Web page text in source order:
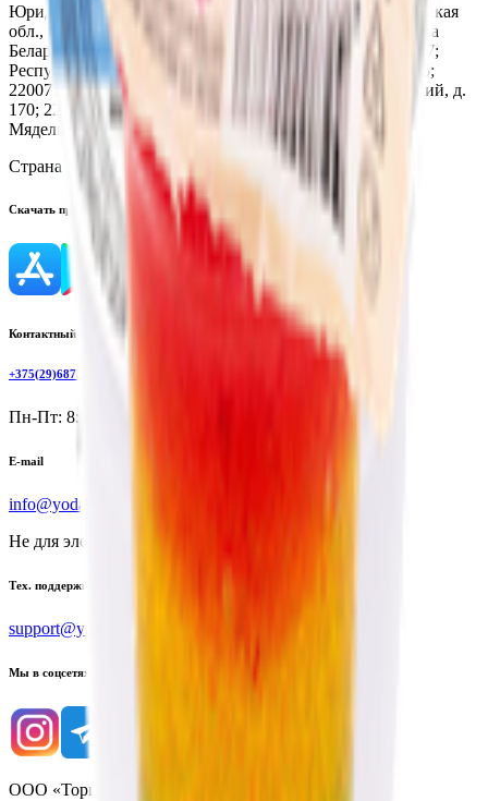
Юридический адрес:
222310, Республика Беларусь, Минская
обл., г. Молодечно, ул. Нагорная, д.7; 222416, Республика
Беларусь, Минская обл., г. Вилейка, ул. Партизанская, 77;
Республика Беларусь, 220070. г.Минск, ул. Солтыса, 185;
220075, Республика Беларусь, г. Минск, пр. Партизанский, д.
170; 222396, Республика Беларусь, Минская область,
Мядельский район, аг. Нарочь, ул. Заводская, д.1
Страна производства:
Республика Беларусь
Скачать приложение
Контактный телефон
+375(29)6875999
Пн-Пт: 8:00 - 17:00
E-mail
info@yoda.by
Не для электронных обращений
Тех. поддержка
support@yoda.by
Мы в соцсетях
ООО «Торговая сеть «Продмир»